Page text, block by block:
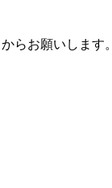
らお願いします。